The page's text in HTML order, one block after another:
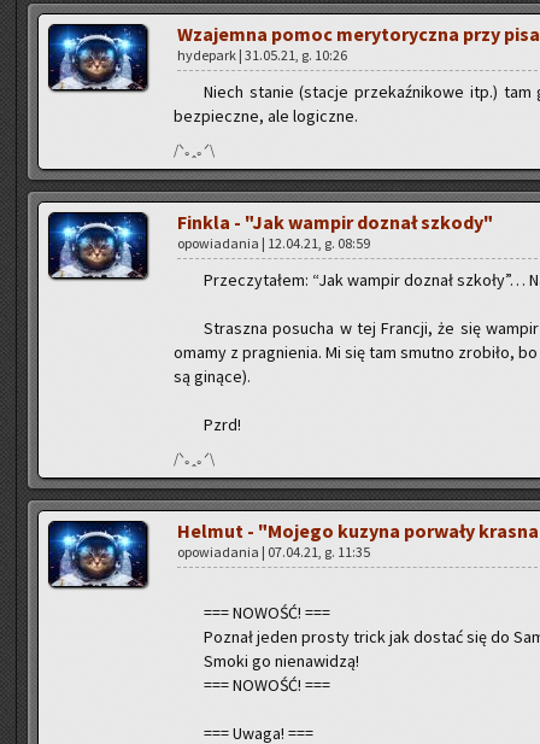
Wza­jem­na pomoc me­ry­to­rycz­na przy
hy­de­park | 31.05.21, g. 10:26
Niech sta­nie (sta­cje prze­kaź­ni­ko­we itp.)
bez­piecz­ne, ale lo­gicz­ne.
/ᐠ｡ꞈ｡ᐟ\
Fin­kla - "Jak wam­pir do­znał szko­dy"
opo­wia­da­nia | 12.04.21, g. 08:59
Prze­czy­ta­łem: “Jak wam­pir do­znał szko­ły”…
Strasz­na po­su­cha w tej Fran­cji, że się
omamy z pra­gnie­nia. Mi się tam smut­no zro­bi­ło,
są gi­ną­ce).
Pzrd!
/ᐠ｡ꞈ｡ᐟ\
Hel­mut - "Mo­je­go ku­zy­na po­rwa­ły
opo­wia­da­nia | 07.04.21, g. 11:35
=== NO­WOŚĆ! ===
Po­znał jeden pro­sty trick jak do­stać się do
Smoki go nie­na­wi­dzą!
=== NO­WOŚĆ! ===
=== Uwaga! ===